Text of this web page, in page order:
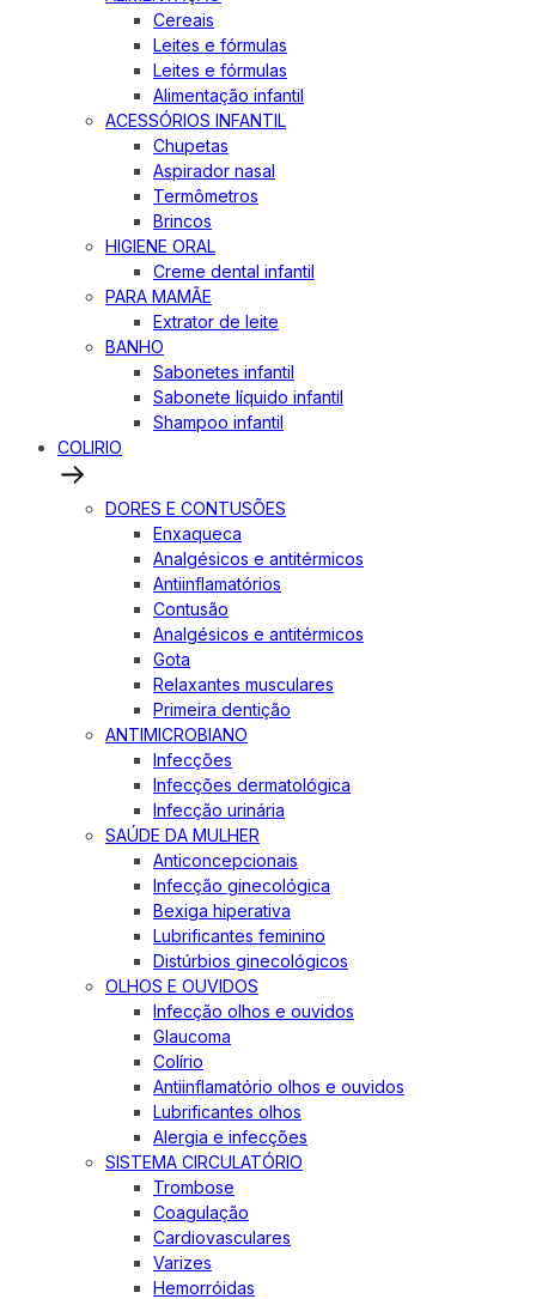
Cereais
Leites e fórmulas
Leites e fórmulas
Alimentação infantil
ACESSÓRIOS INFANTIL
Chupetas
Aspirador nasal
Termômetros
Brincos
HIGIENE ORAL
Creme dental infantil
PARA MAMÃE
Extrator de leite
BANHO
Sabonetes infantil
Sabonete líquido infantil
Shampoo infantil
COLIRIO
DORES E CONTUSÕES
Enxaqueca
Analgésicos e antitérmicos
Antiinflamatórios
Contusão
Analgésicos e antitérmicos
Gota
Relaxantes musculares
Primeira dentição
ANTIMICROBIANO
Infecções
Infecções dermatológica
Infecção urinária
SAÚDE DA MULHER
Anticoncepcionais
Infecção ginecológica
Bexiga hiperativa
Lubrificantes feminino
Distúrbios ginecológicos
OLHOS E OUVIDOS
Infecção olhos e ouvidos
Glaucoma
Colírio
Antiinflamatório olhos e ouvidos
Lubrificantes olhos
Alergia e infecções
SISTEMA CIRCULATÓRIO
Trombose
Coagulação
Cardiovasculares
Varizes
Hemorróidas